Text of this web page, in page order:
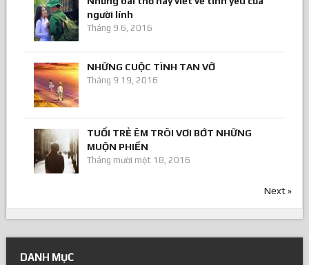
người lính
Tháng 9 6, 2016
NHỮNG CUỘC TÌNH TAN VỠ
Tháng 9 19, 2016
TUỔI TRẺ ÊM TRÔI VƠI BỚT NHỮNG
MUỘN PHIỀN
Tháng mười một 18, 2016
Next »
DANH MỤC